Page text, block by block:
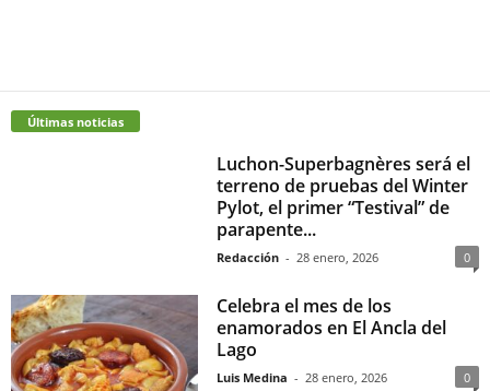
Últimas noticias
Luchon-Superbagnères será el
terreno de pruebas del Winter
Pylot, el primer “Testival” de
parapente...
Redacción - 28 enero, 2026 0
Celebra el mes de los
enamorados en El Ancla del
Lago
Luis Medina - 28 enero, 2026 0